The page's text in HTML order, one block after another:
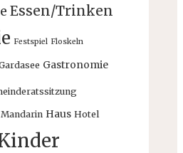
Essen/Trinken
Festspiel Floskeln
Gastronomie
Haus Hotel